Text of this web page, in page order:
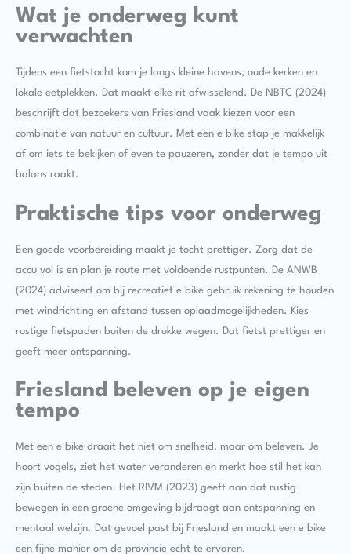
Wat je onderweg kunt
verwachten
Tijdens een fietstocht kom je langs kleine havens, oude kerken en
lokale eetplekken. Dat maakt elke rit afwisselend. De NBTC (2024)
beschrijft dat bezoekers van Friesland vaak kiezen voor een
combinatie van natuur en cultuur. Met een e bike stap je makkelijk
af om iets te bekijken of even te pauzeren, zonder dat je tempo uit
balans raakt.
Praktische tips voor onderweg
Een goede voorbereiding maakt je tocht prettiger. Zorg dat de
accu vol is en plan je route met voldoende rustpunten. De ANWB
(2024) adviseert om bij recreatief e bike gebruik rekening te houden
met windrichting en afstand tussen oplaadmogelijkheden. Kies
rustige fietspaden buiten de drukke wegen. Dat fietst prettiger en
geeft meer ontspanning.
Friesland beleven op je eigen
tempo
Met een e bike draait het niet om snelheid, maar om beleven. Je
hoort vogels, ziet het water veranderen en merkt hoe stil het kan
zijn buiten de steden. Het RIVM (2023) geeft aan dat rustig
bewegen in een groene omgeving bijdraagt aan ontspanning en
mentaal welzijn. Dat gevoel past bij Friesland en maakt een e bike
een fijne manier om de provincie echt te ervaren.